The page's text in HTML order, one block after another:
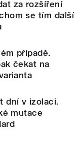
za rozšíření
se tím další
případě.
čekat na
dní v izolaci.
mutace